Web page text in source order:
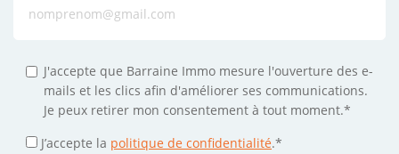
J'accepte que Barraine Immo mesure l'ouverture des e-
mails et les clics afin d'améliorer ses communications.
Je peux retirer mon consentement à tout moment.*
J’accepte la politique de confidentialité.*